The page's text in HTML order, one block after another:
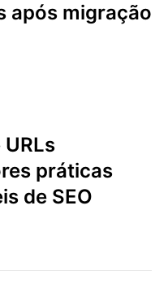
após migração
práticas
​​de SEO